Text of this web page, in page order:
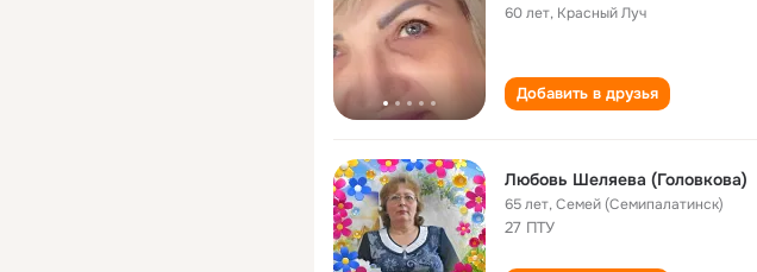
60 лет, Красный Луч
Добавить в друзья
Любовь Шеляева (Головкова)
65 лет,Семей (Семипалатинск)
27 ПТУ